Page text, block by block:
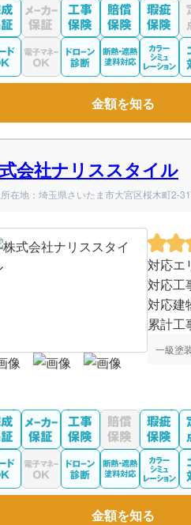
金額を知る
会社ナリススタイル
在地：埼玉県さいたま市大宮区桜木町2-
対応エ
対応工
対応建
累計工
一級塗
金額を知る